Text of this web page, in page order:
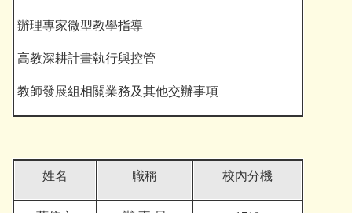
辦理專家微型教學指導
高教深耕計畫執行與控管
教師發展組相關業務及其他交辦事項
姓名 職稱 校內分機